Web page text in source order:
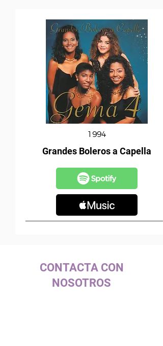
1994
Grandes Boleros a Capella
CONTACTA CON
NOSOTROS